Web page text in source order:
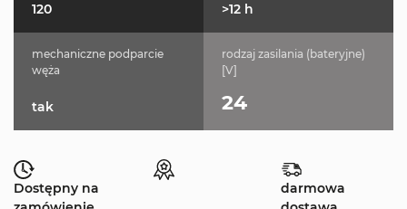
120 >12 h
mechaniczne podparcie
węża
tak
rodzaj zasilania (bateryjne)
[V]
24
Dostępny na
darmowa